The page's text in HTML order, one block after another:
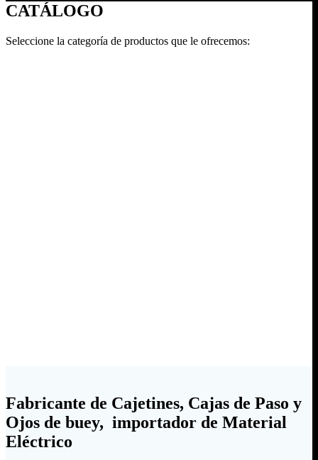
CATÁLOGO
Seleccione la categoría de productos que le ofrecemos:
Fabricante de Cajetines, Cajas de Paso y
Ojos de buey, importador de Material
Eléctrico